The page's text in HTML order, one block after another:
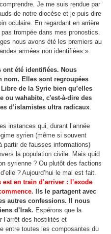
Je me suis rendue par
de notre diocèse et je puis dire
oculaire. En regardant en arrière
trompée dans mes pronostics.
nous avons été les premiers au
armées non identifiées ».
ont été identifiées. Nous
nom. Elles sont regroupées
de la Syrie bien qu’elles
ou wahabite, c'est-à-dire des
d’islamistes ultra radicaux.
instances qui, durant l’année
syrien (même si souvent
partir de fausses informations)
la population civile. Mais quid
syrienne ? Ou plutôt des factions
? Aujourd’hui le mal est fait.
en train d’arriver : l’exode
Ils le partagent avec
autres confessions. Il nous
d’Irak. Espérons que la
l’arrêt des hostilités et
entre toutes les composantes du